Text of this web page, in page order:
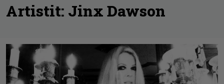
Artistit: Jinx Dawson